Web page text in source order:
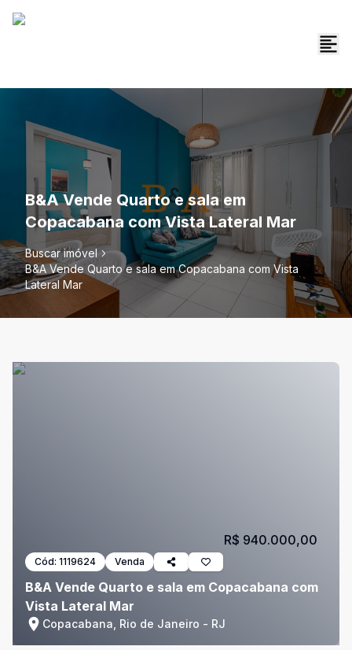
B&A Vende Quarto e sala em
Copacabana com Vista Lateral Mar
Buscar imóvel
B&A Vende Quarto e sala em Copacabana com Vista
Lateral Mar
Cód: 1119624 Venda
B&A Vende Quarto e sala em Copacabana com
Vista Lateral Mar
Copacabana, Rio de Janeiro - RJ
R$ 940.000,00